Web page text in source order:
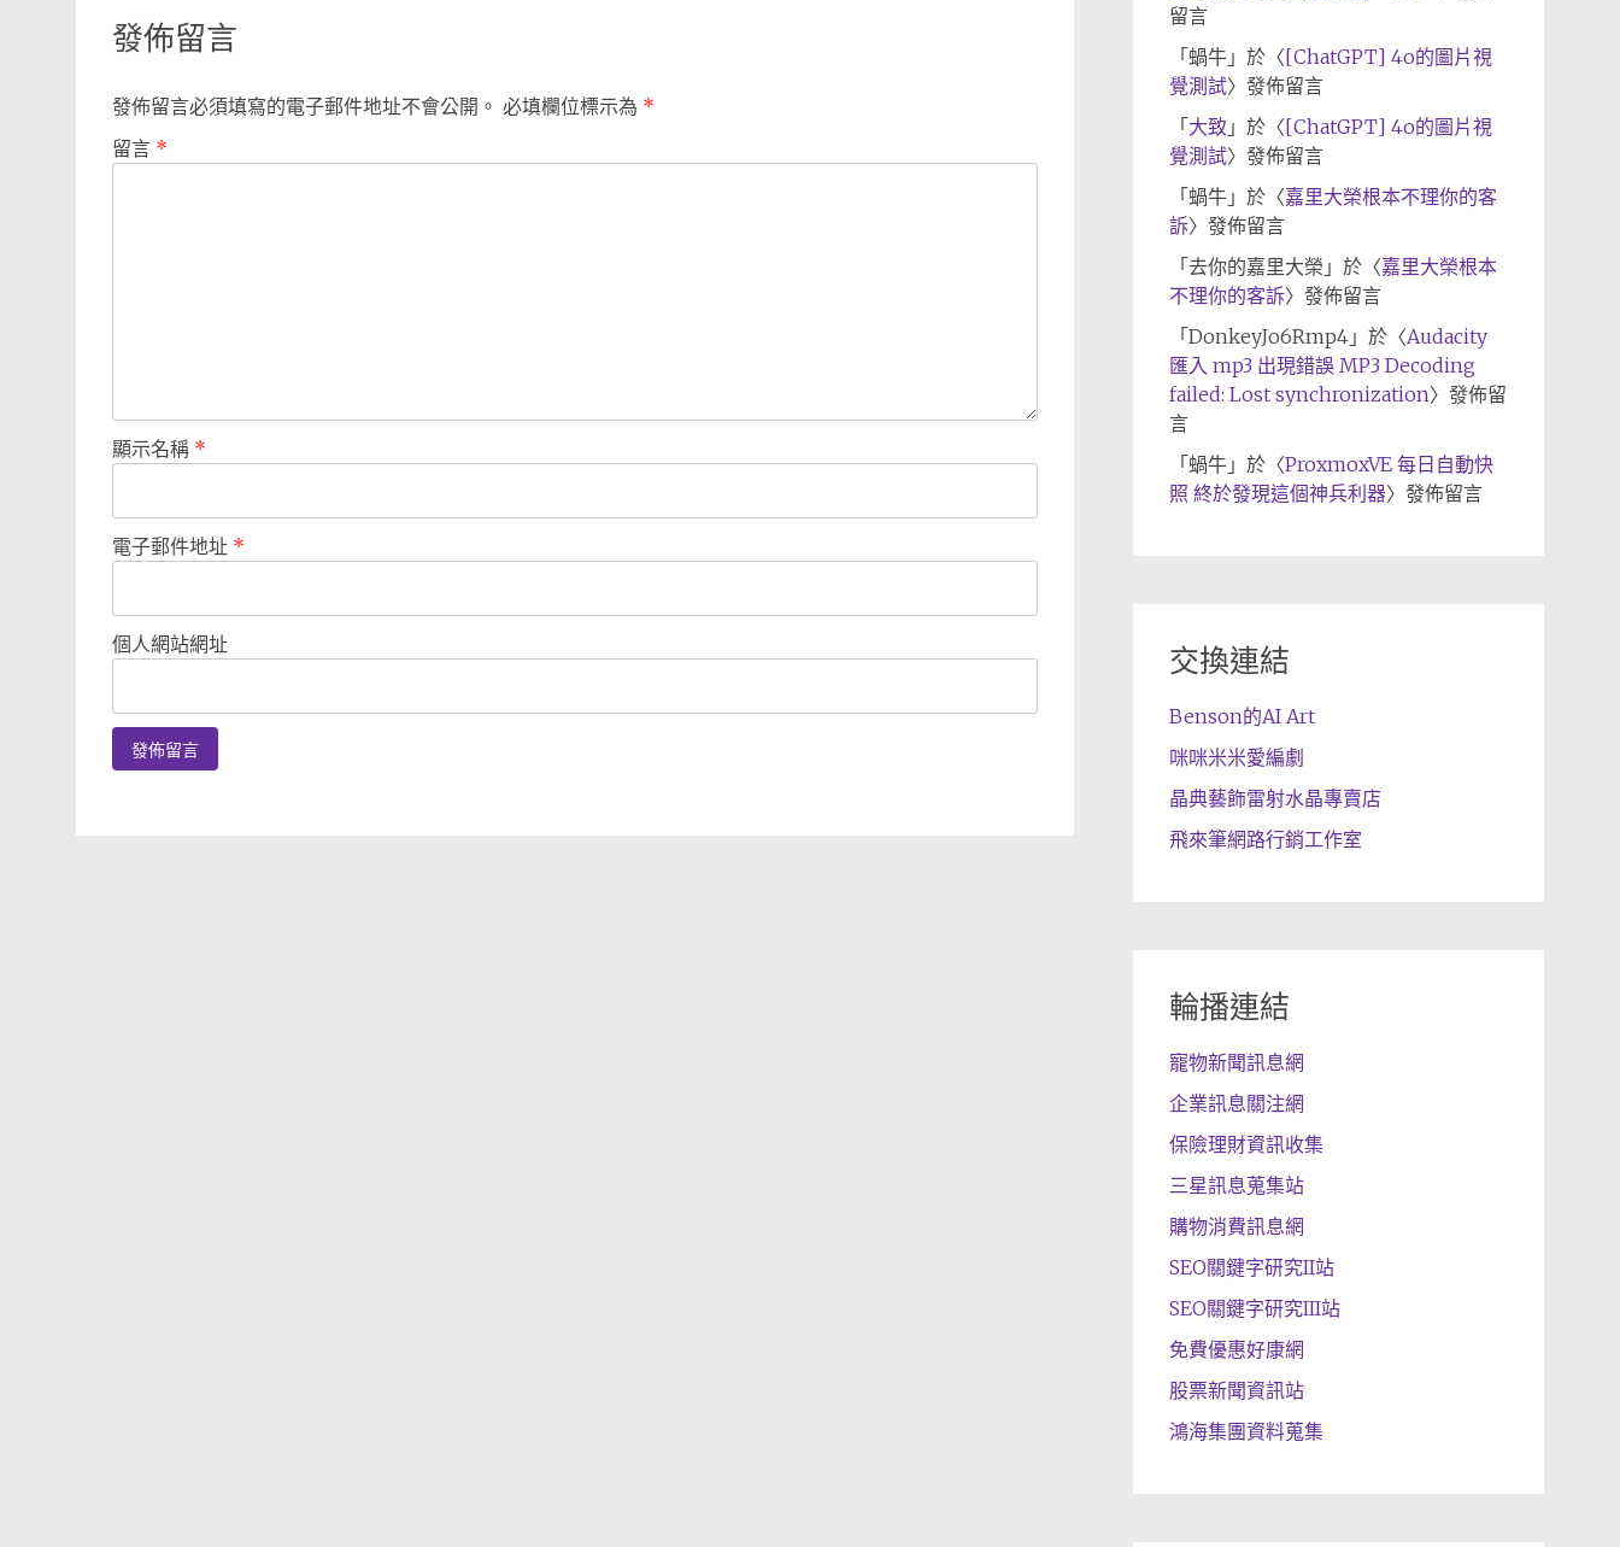
發佈留言
發佈留言必須填寫的電子郵件地址不會公開。 必填欄位標示為 *
留言 *
顯示名稱 *
電子郵件地址 *
個人網站網址
留言
「 蝸牛」於〈[ChatGPT] 4o的圖片視
覺測試〉發佈留言
「 大致 」於〈[ChatGPT] 4o的圖片視
覺測試〉發佈留言
「 蝸牛」於〈嘉里大榮根本不理你的客
訴〉發佈留言
「 去你的嘉里大榮 」於〈嘉里大榮根本
不理你的客訴〉發佈留言
「 DonkeyJo6Rmp4」於〈Audacity
匯入 mp3 出現錯誤 MP3 Decoding
failed: Lost synchronization〉發佈留
言
「 蝸牛」於〈ProxmoxVE 每日自動快
照 終於發現這個神兵利器〉發佈留言
交換連結
Benson的AI Art
咪咪米米愛編劇
晶典藝飾雷射水晶專賣店
飛來筆網路行銷工作室
輪播連結
寵物新聞訊息網
企業訊息關注網
保險理財資訊收集
三星訊息蒐集站
購物消費訊息網
SEO關鍵字研究II站
SEO關鍵字研究III站
免費優惠好康網
股票新聞資訊站
鴻海集團資料蒐集